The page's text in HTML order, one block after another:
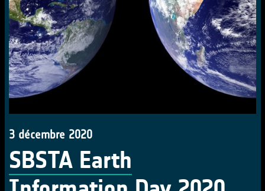
3 décembre 2020
SBSTA Earth